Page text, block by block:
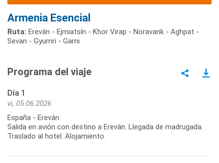
Armenia Esencial
Ruta: Ereván - Ejmiatsín - Khor Virap - Noravank - Aghpat -
Sevan - Gyumri - Garni
Programa del viaje
Día 1
vi, 05.06.2026
España - Ereván
Salida en avión con destino a Ereván. Llegada de madrugada.